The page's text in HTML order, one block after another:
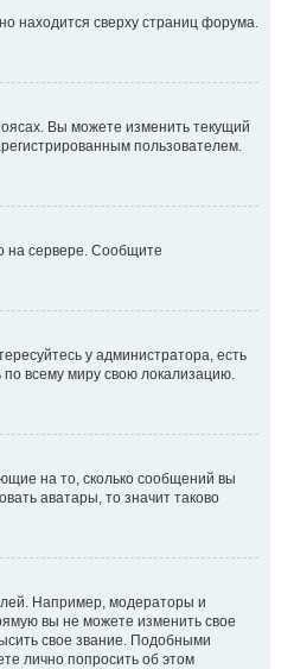
находится сверху страниц форума.
Вы можете изменить текущий
пользователем.
на сервере. Сообщите
у администратора, есть
по всему миру свою локализацию.
на то, сколько сообщений вы
аватары, то значит таково
Например, модераторы и
вы не можете изменить свое
свое звание. Подобными
лично попросить об этом